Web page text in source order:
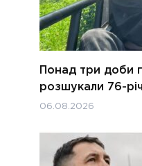
Понад три доби
розшукали 76-
06.08.2026